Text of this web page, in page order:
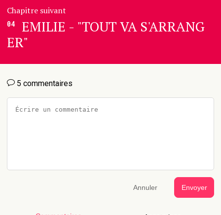
Chapitre suivant
04
EMILIE - "TOUT VA S'ARRANG
ER"
5 commentaires
Annuler Envoyer